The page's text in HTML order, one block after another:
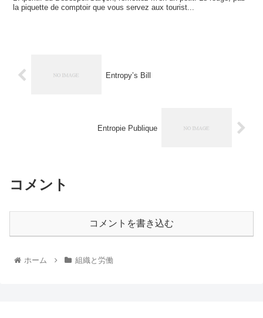
la piquette de comptoir que vous servez aux tourist...
Entropy’s Bill
Entropie Publique
コメント
コメントを書き込む
ホーム 組織と労働